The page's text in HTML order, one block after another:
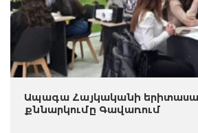
Ապագա Հայկականի
քննարկումը Գավառում